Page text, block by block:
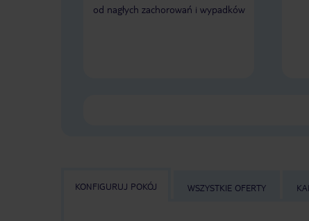
od nagłych zachorowań i wypadków
KONFIGURUJ POKÓJ WSZYSTKIE OFERTY